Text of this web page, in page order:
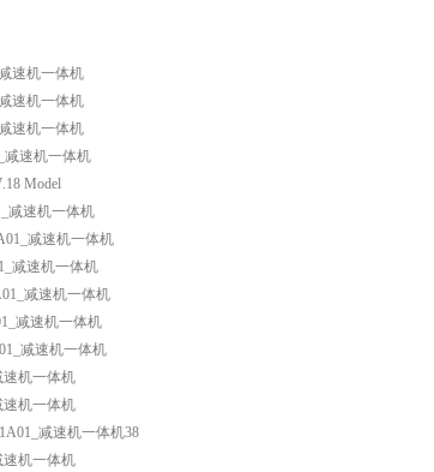
速机一体机
速机一体机
速机一体机
减速机一体机
Model
减速机一体机
减速机一体机
减速机一体机
减速机一体机
减速机一体机
减速机一体机
速机一体机
速机一体机
减速机一体机38
速机一体机